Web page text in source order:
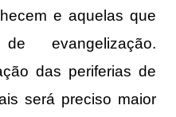
e aquelas que
evangelização.
das periferias de
será preciso maior